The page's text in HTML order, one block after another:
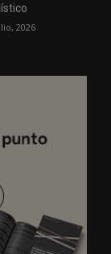
2026